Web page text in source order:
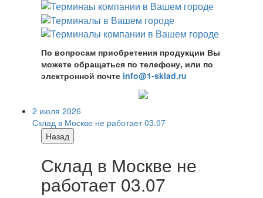
По вопросам приобретения продукции Вы
можете обращаться по телефону, или по
электронной почте info@1-sklad.ru
2 июля 2026
Склад в Москве не работает 03.07
Назад
Склад в Москве не
работает 03.07